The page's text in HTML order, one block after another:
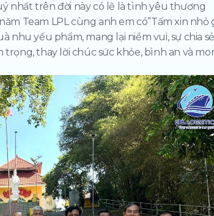
nhất trên đời này có lẽ là tình yêu thương
Team LPL cùng anh em có”Tấm xin nhỏ
nhu yếu phẩm, mang lại niềm vui, sự chia sẻ
thay lời chúc sức khỏe, bình an và
khó khăn.